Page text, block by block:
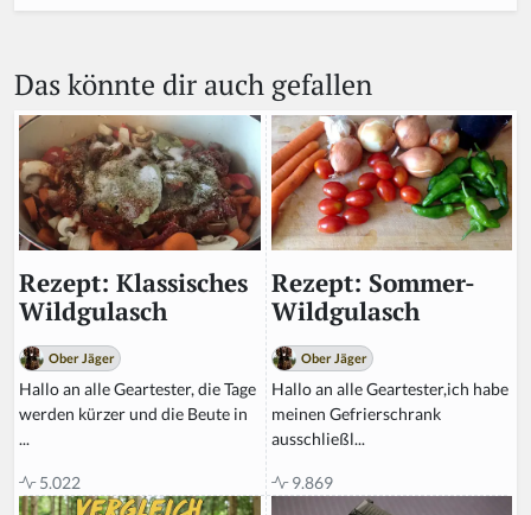
Das könnte dir auch gefallen
Rezept: Klassisches
Wildgulasch
Ober Jäger
Hallo an alle Geartester, die Tage
werden kürzer und die Beute in
...
5.022
Rezept: Sommer-
Wildgulasch
Ober Jäger
Hallo an alle Geartester,ich habe
meinen Gefrierschrank
ausschließl...
9.869